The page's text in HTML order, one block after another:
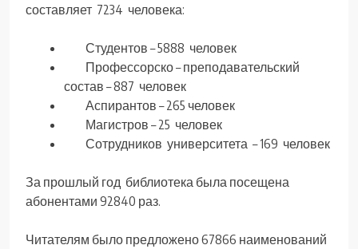
составляет 7234 человека:
Студентов – 5888 человек
Профессорско – преподавательский
состав – 887 человек
Аспирантов – 265 человек
Магистров – 25 человек
Сотрудников университета – 169 человек
За прошлый год библиотека была посещена
абонентами 92840 раз.
Читателям было предложено 67866 наименований